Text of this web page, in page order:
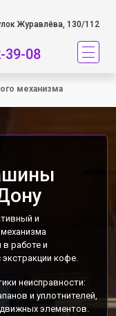
Журавлёва, 130/112
39-08
механизма
и
работе и
кофе.
неисправности:
и уплотнителей,
элементов.